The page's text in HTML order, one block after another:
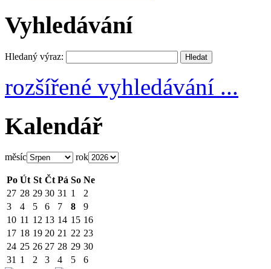
Vyhledávání
Hledaný výraz:
rozšířené vyhledávání ...
Kalendář
měsíc rok
Po Út St Čt Pá So Ne
27 28 29 30 31 1
2
3
4 5 6 7 8
9
10 11 12 13 14 15 16
17 18 19 20 21 22 23
24 25 26 27 28 29 30
31 1 2 3 4 5 6